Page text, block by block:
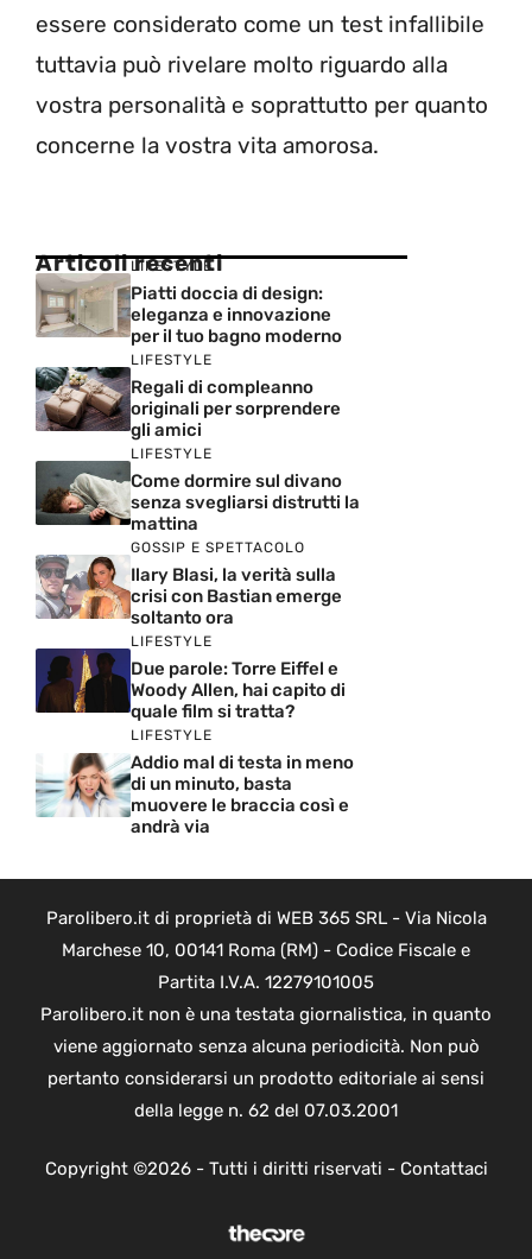
essere considerato come un test infallibile
tuttavia può rivelare molto riguardo alla
vostra personalità e soprattutto per quanto
concerne la vostra vita amorosa.
Articoli recenti
LIFESTYLE
Piatti doccia di design:
eleganza e innovazione
per il tuo bagno moderno
LIFESTYLE
Regali di compleanno
originali per sorprendere
gli amici
LIFESTYLE
Come dormire sul divano
senza svegliarsi distrutti la
mattina
GOSSIP E SPETTACOLO
Ilary Blasi, la verità sulla
crisi con Bastian emerge
soltanto ora
LIFESTYLE
Due parole: Torre Eiffel e
Woody Allen, hai capito di
quale film si tratta?
LIFESTYLE
Addio mal di testa in meno
di un minuto, basta
muovere le braccia così e
andrà via
Parolibero.it di proprietà di WEB 365 SRL - Via Nicola
Marchese 10, 00141 Roma (RM) - Codice Fiscale e
Partita I.V.A. 12279101005
Parolibero.it non è una testata giornalistica, in quanto
viene aggiornato senza alcuna periodicità. Non può
pertanto considerarsi un prodotto editoriale ai sensi
della legge n. 62 del 07.03.2001
Copyright ©2026 - Tutti i diritti riservati - Contattaci